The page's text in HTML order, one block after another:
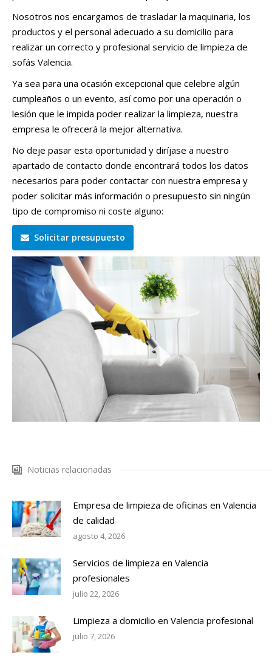
Nosotros nos encargamos de trasladar la maquinaria, los
productos y el personal adecuado a su domicilio para
realizar un correcto y profesional servicio de limpieza de
sofás Valencia.
Ya sea para una ocasión excepcional que celebre algún
cumpleaños o un evento, así como por una operación o
lesión que le impida poder realizar la limpieza, nuestra
empresa le ofrecerá la mejor alternativa.
No deje pasar esta oportunidad y diríjase a nuestro
apartado de contacto donde encontrará todos los datos
necesarios para poder contactar con nuestra empresa y
poder solicitar más información o presupuesto sin ningún
tipo de compromiso ni coste alguno:
Solicitar presupuesto
Noticias relacionadas
Empresa de limpieza de oficinas en Valencia
de calidad
agosto 4, 2026
Servicios de limpieza en Valencia
profesionales
julio 22, 2026
Limpieza a domicilio en Valencia profesional
julio 7, 2026